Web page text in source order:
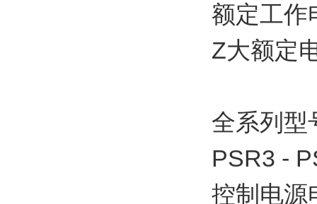
额定工作
Z大额定
全系列型
PSR3 -
控制电源